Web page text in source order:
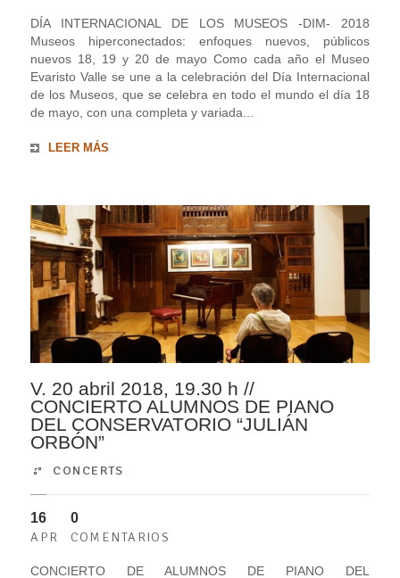
DÍA INTERNACIONAL DE LOS MUSEOS -DIM- 2018
Museos hiperconectados: enfoques nuevos, públicos
nuevos 18, 19 y 20 de mayo Como cada año el Museo
Evaristo Valle se une a la celebración del Día Internacional
de los Museos, que se celebra en todo el mundo el día 18
de mayo, con una completa y variada...
LEER MÁS
V. 20 abril 2018, 19.30 h //
CONCIERTO ALUMNOS DE PIANO
DEL CONSERVATORIO “JULIÁN
ORBÓN”
CONCERTS
16
APR
0
COMENTARIOS
CONCIERTO DE ALUMNOS DE PIANO DEL